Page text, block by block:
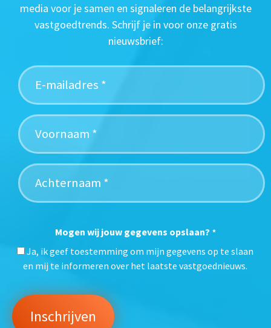
media voor je samen en signaleren de belangrijkste
vastgoedtrends. Schrijf je in voor onze gratis
nieuwsbrief:
Mogen wij jouw gegevens opslaan? *
Ja, ik geef toestemming om mijn gegevens op te slaan
en mij te informeren over het laatste vastgoednieuws.